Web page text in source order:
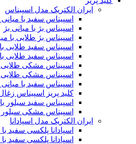
ایران الکتریک مدل اسپیناس
اسپیناس سفید با
اسپیناس بژ با میانی بژ
اسپیناس بژ طلایی با
اسپیناس سفید طلایی
اسپیناس سفید طلایی
اسپیناس مشکی طلایی
اسپیناس مشکی
اسپیناس سفید با
کلید پریز اسپیناس
اسپیناس سفید سیلور
اسپیناس مشکی
ایران الکتریک مدل اسپادانا
اسپادانا پلکسی سفید
اسپادانا پلکسی سفید